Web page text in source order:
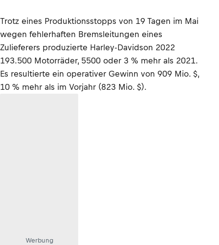
Trotz eines Produktionsstopps von 19 Tagen im Mai
wegen fehlerhaften Bremsleitungen eines
Zulieferers produzierte Harley-Davidson 2022
193.500 Motorräder, 5500 oder 3 % mehr als 2021.
Es resultierte ein operativer Gewinn von 909 Mio. $,
10 % mehr als im Vorjahr (823 Mio. $).
Werbung